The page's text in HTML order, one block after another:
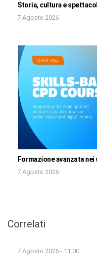
Storia, cultura e
7 Agosto 2026
Formazione avanzata
7 Agosto 2026
Correlati
7 Agosto 2026 - 11:00